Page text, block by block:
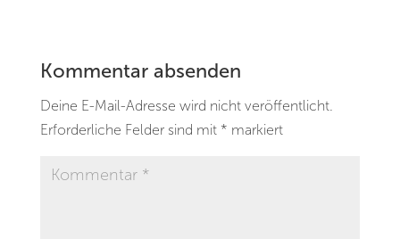
Kommentar absenden
Deine E-Mail-Adresse wird nicht veröffentlicht.
Erforderliche Felder sind mit * markiert